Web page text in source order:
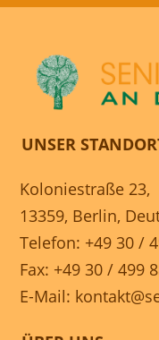
UNSER
Koloniestraße 23,
13359, Berlin,
Telefon: +49 30 /
Fax: +49 30 / 499
E-Mail: